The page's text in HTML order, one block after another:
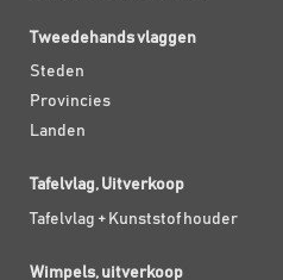
Tweedehands vlaggen
Steden
Provincies
Landen
Tafelvlag, Uitverkoop
Tafelvlag + Kunststof houder
Wimpels, uitverkoop